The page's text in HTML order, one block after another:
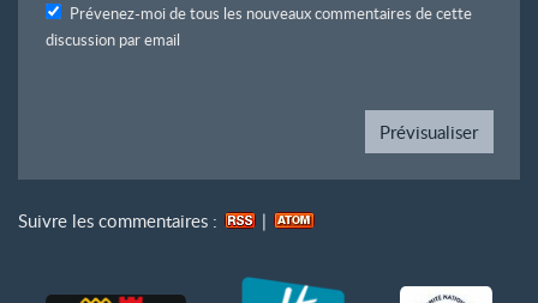
Prévenez-moi de tous les nouveaux commentaires de cette
discussion par email
Suivre les commentaires : |